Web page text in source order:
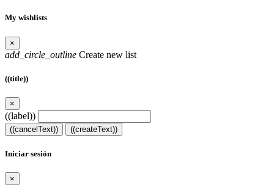
My wishlists
×
add_circle_outline Create new list
((title))
×
((label))
((cancelText)) ((createText))
Iniciar sesión
×